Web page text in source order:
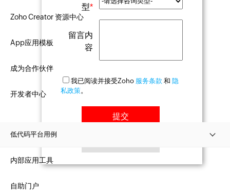
型*
留言内
容
我已阅读并接受Zoho 服务条款 和 隐
私政策。
Zoho Creator 资源中心
App应用模板
成为合作伙伴
开发者中心
低代码平台用例
内部应用工具
自助门户